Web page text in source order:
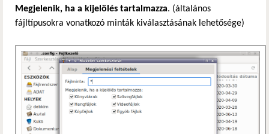
Megjelenik, ha a kijelölés tartalmazza. (általános
fájltípusokra vonatkozó minták kiválasztásának lehetősége)